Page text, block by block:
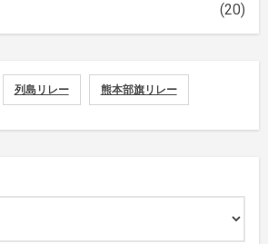
(20)
列島リレー 熊本部旗リレー